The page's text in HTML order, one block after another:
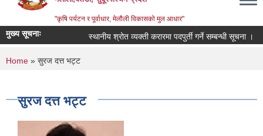
"कृषि पर्यटन र पूर्वाधार, मेलौली विकासको मुल आधार"
मुख्य सूचनाः स्थानीय श्रोत व्यक्ती करारमा पदपुर्ती गर्ने सम्बन्धी सूचना ।
You are here
Home » सुरज दत्त भट्ट
सुरज दत्त भट्ट